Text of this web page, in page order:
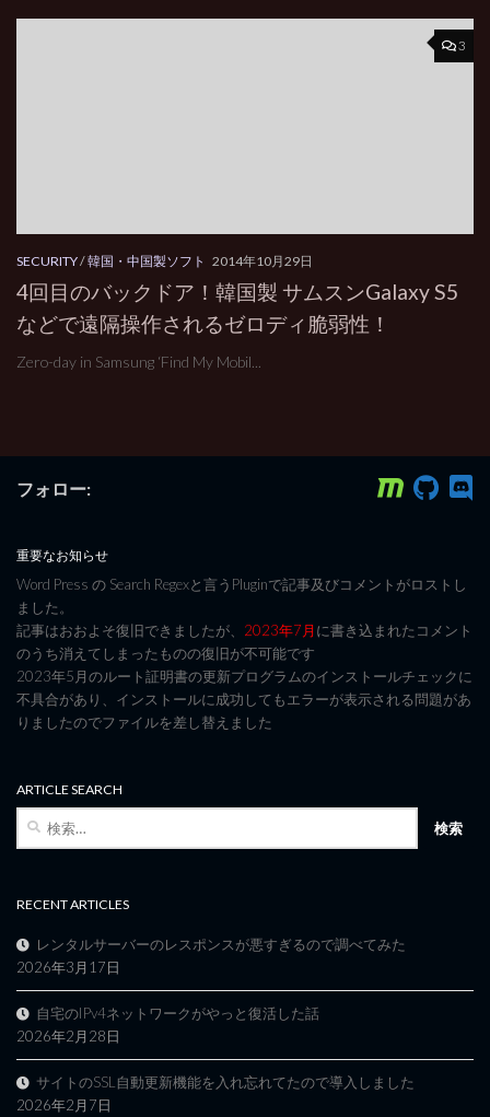
3
SECURITY/韓国・中国製ソフト 2014年10月29日
4回目のバックドア！韓国製 サムスンGalaxy S5
などで遠隔操作されるゼロディ脆弱性！
Zero-day in Samsung ‘Find My Mobil...
フォロー:
重要なお知らせ
Word Press の Search Regexと言うPluginで記事及びコメントがロストし
ました。
記事はおおよそ復旧できましたが、 2023年7月に書き込まれたコメント
のうち消えてしまったものの復旧が不可能です
2023年5月のルート証明書の更新プログラムのインストールチェックに
不具合があり、インストールに成功してもエラーが表示される問題があ
りましたのでファイルを差し替えました
ARTICLE SEARCH
検
RECENT ARTICLES
レンタルサーバーのレスポンスが悪すぎるので調べてみた
2026年3月17日
自宅のIPv4ネットワークがやっと復活した話
2026年2月28日
サイトのSSL自動更新機能を入れ忘れてたので導入しました
2026年2月7日